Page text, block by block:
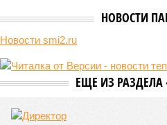
Пока в Ярославском районе СВАО
уже получают ключи – в мае 2026
заключение о соответствии
совсем недалеко, в паре станций